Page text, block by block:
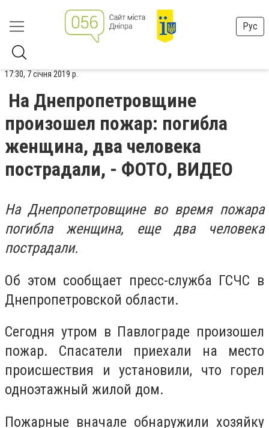
Рус
17:30, 7 січня 2019 р.
На Днепропетровщине
произошел пожар: погибла
женщина, два человека
пострадали, - ФОТО, ВИДЕО
На Днепропетровщине во время пожара
погибла женщина, еще два человека
пострадали.
Об этом сообщает пресс-служба ГСЧС в
Днепропетровской области.
Сегодня утром в Павлограде произошел
пожар. Спасатели приехали на место
происшествия и установили, что горел
одноэтажный жилой дом.
Пожарные вначале обнаружили хозяйку